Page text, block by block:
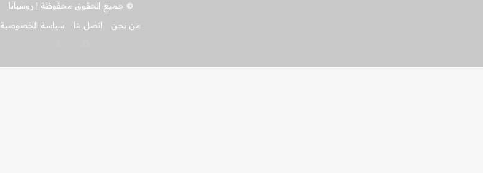
© جميع الحقوق محفوظة | روسيانا
من نحن
اتصل بنا
سياسة الخصوصية